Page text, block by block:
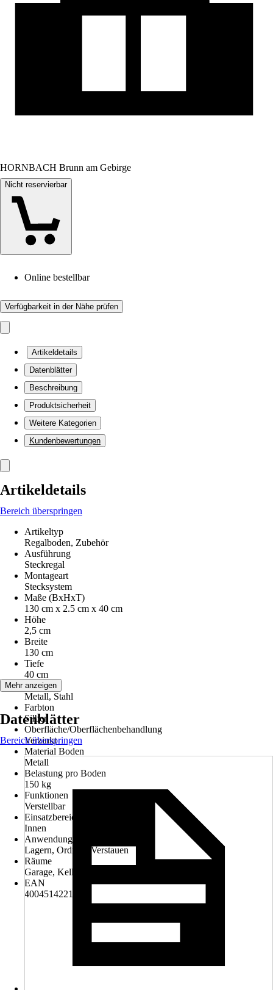
HORNBACH Brunn am Gebirge
Nicht reservierbar
Online bestellbar
Verfügbarkeit in der Nähe prüfen
Artikeldetails
Datenblätter
Beschreibung
Produktsicherheit
Weitere Kategorien
Kundenbewertungen
Artikeldetails
Bereich überspringen
Artikeltyp
Regalboden, Zubehör
Ausführung
Steckregal
Montageart
Stecksystem
Maße (BxHxT)
130 cm x 2.5 cm x 40 cm
Höhe
2,5 cm
Breite
130 cm
Tiefe
40 cm
Material
Metall, Stahl
Farbton
Silber
Oberfläche/Oberflächenbehandlung
Verzinkt
Material Boden
Metall
Belastung pro Boden
150 kg
Funktionen
Verstellbar
Einsatzbereich
Innen
Anwendung
Lagern, Ordnen, Verstauen
Räume
Garage, Keller
EAN
4004514221902
Mehr anzeigen
Datenblätter
Bereich überspringen